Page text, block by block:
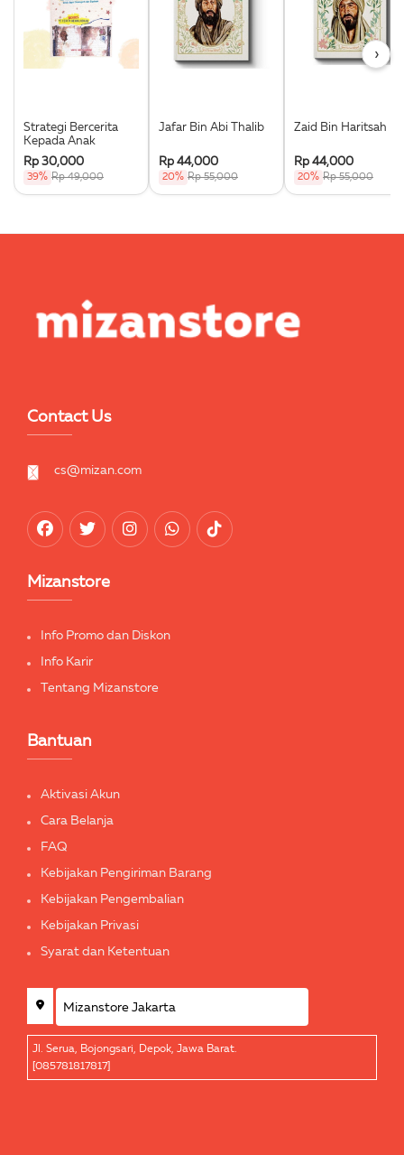
Strategi Bercerita
Kepada Anak
Rp 30,000
39% Rp 49,000
Jafar Bin Abi Thalib
Rp 44,000
20% Rp 55,000
Zaid Bin Haritsah
Rp 44,000
20% Rp 55,000
›
Contact Us
cs@mizan.com
Mizanstore
Info Promo dan Diskon
Info Karir
Tentang Mizanstore
Bantuan
Aktivasi Akun
Cara Belanja
FAQ
Kebijakan Pengiriman Barang
Kebijakan Pengembalian
Kebijakan Privasi
Syarat dan Ketentuan
Jl. Serua, Bojongsari, Depok, Jawa Barat.
[085781817817]